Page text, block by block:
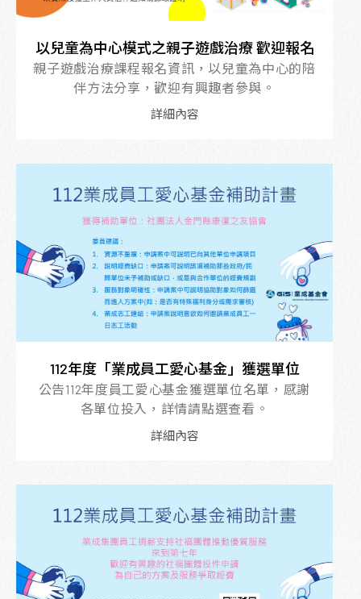
以兒童為中心模式之親子遊戲治療 歡迎報名
親子遊戲治療課程報名資訊，以兒童為中心的陪
伴方法分享，歡迎有興趣者參與。
詳細內容
112年度「業成員工愛心基金」獲選單位
公告112年度員工愛心基金獲選單位名單，感謝
各單位投入，詳情請點選查看。
詳細內容